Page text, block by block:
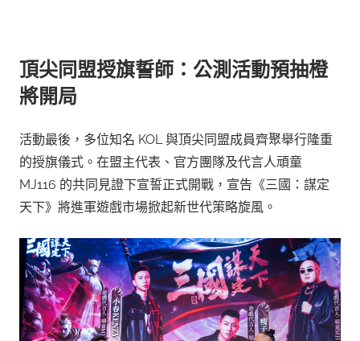
頂尖同盟授旗誓師：公測活動預抽橙
將開局
活動最後，多位知名 KOL 與頂尖同盟成員齊聚舉行隆重
的授旗儀式。在盟主代表、官方團隊及代言人頑童
MJ116 的共同見證下宣誓正式開戰，宣告《三國：謀定
天下》將進軍遊戲市場掀起新世代策略旋風。